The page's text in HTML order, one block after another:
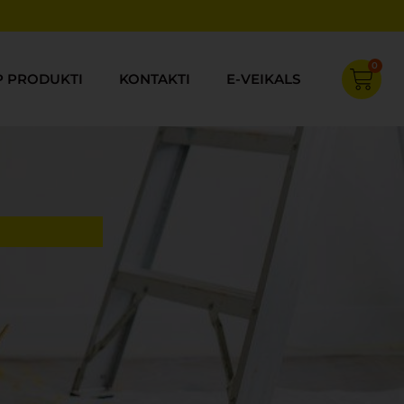
PRODUKTI KONTAKTI E-VEIKALS
0
Cart